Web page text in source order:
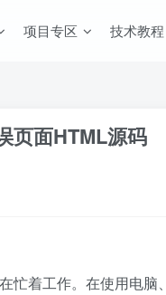
项目专区 技术教程
页面HTML源码
忙着工作。在使用电